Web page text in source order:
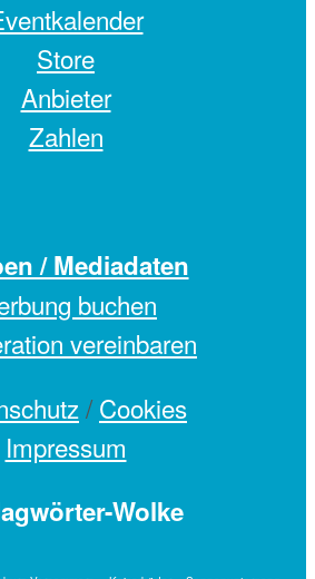
Store
Anbieter
Zahlen
/ Mediadaten
buchen
vereinbaren
/ Cookies
Impressum
Wolke